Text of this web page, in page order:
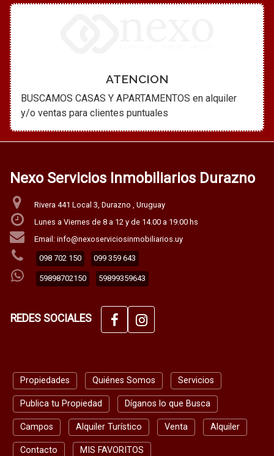
ATENCION
BUSCAMOS CASAS Y APARTAMENTOS en alquiler
y/o ventas para clientes puntuales
Nexo Servicios Inmobiliarios Durazno
Rivera 441 Local 3, Durazno , Uruguay
Lunes a Viernes de 8 a 12 y de 14.00 a 19.00 hs
Email: info@nexoserviciosinmobiliarios.uy
098 702 150 099 359 643
59898702150 59899359643
REDES SOCIALES
Propiedades Quiénes Somos Servicios
Publica tu Propiedad Díganos lo que Busca
Campos Alquiler Turístico Venta Alquiler
Contacto MIS FAVORITOS